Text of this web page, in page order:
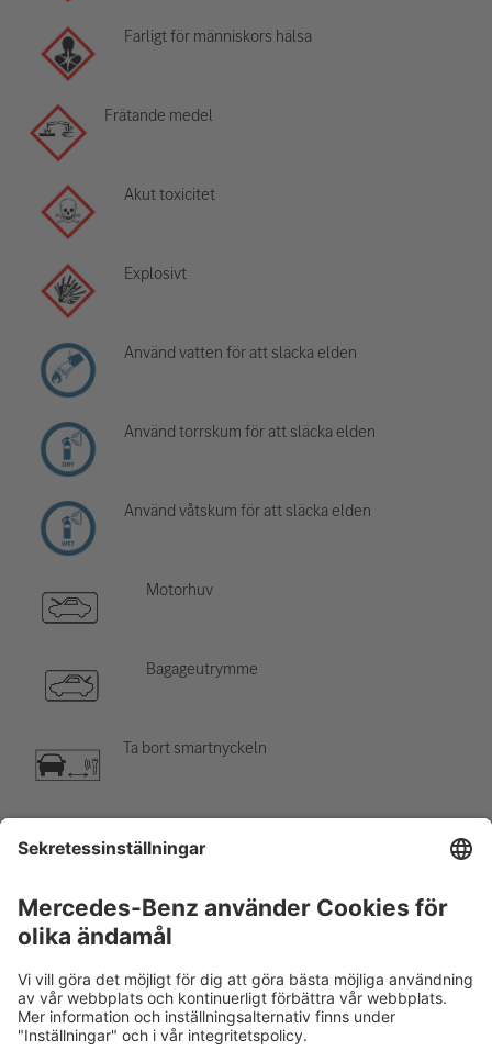
Farligt för människors hälsa
Frätande medel
Akut toxicitet
Explosivt
Använd vatten för att släcka elden
Använd torrskum för att släcka elden
Använd våtskum för att släcka elden
Motorhuv
Bagageutrymme
Ta bort smartnyckeln
Varning, låg temperatur